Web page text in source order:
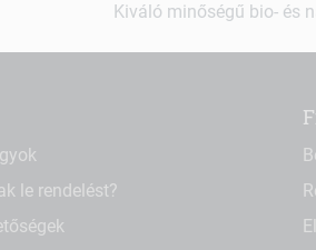
Kiváló minőségű bio- és
le rendelést?